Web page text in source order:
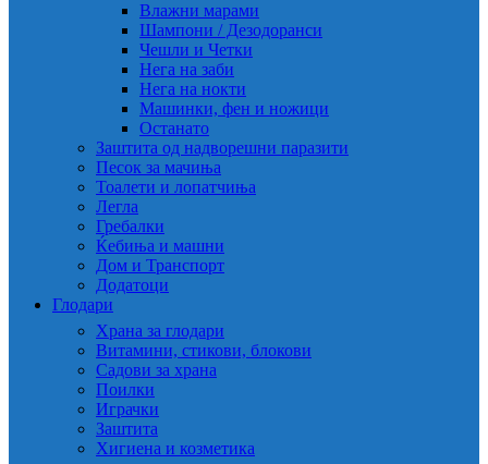
Влажни марами
Шампони / Дезодоранси
Чешли и Четки
Нега на заби
Нега на нокти
Машинки, фен и ножици
Останато
Заштита од надворешни паразити
Песок за мачиња
Тоалети и лопатчиња
Легла
Гребалки
Ќебиња и машни
Дом и Транспорт
Додатоци
Глодари
Храна за глодари
Витамини, стикови, блокови
Садови за храна
Поилки
Играчки
Заштита
Хигиена и козметика